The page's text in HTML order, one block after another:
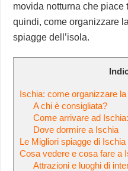
movida notturna che piace
quindi, come organizzare
spiagge dell’isola.
Ischia: come organizzare
A chi è consigliata?
Come arrivare ad
Dove dormire a Ischia
Le Migliori spiagge di Ischia
Cosa vedere e cosa fare a
Attrazioni e luoghi di